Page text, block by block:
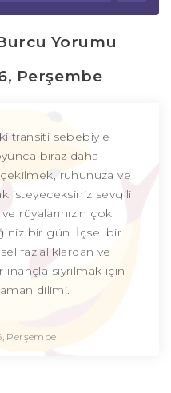
Yorumu
Perşembe
transiti sebebiyle
biraz daha
ruhunuza ve
isteyeceksiniz sevgili
rüyalarınızın çok
bir gün. İçsel bir
fazlalıklardan ve
sıyrılmak için
dilimi.
Perşembe